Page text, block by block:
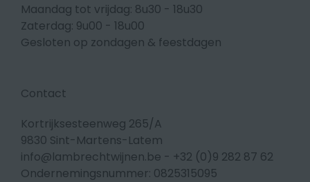
Maandag tot vrijdag: 8u30 - 18u30
Zaterdag: 9u00 - 18u00
Gesloten op zondagen & feestdagen
Contact
Kortrijksesteenweg 265/A
9830 Sint-Martens-Latem
info@lambrechtwijnen.be - +32 (0)9 282 87 62
Ondernemingsnummer: 0825315095